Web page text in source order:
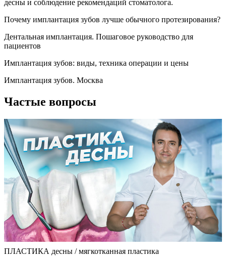
десны и соблюдение рекомендаций стоматолога.
Почему имплантация зубов лучше обычного протезирования?
Дентальная имплантация. Пошаговое руководство для
пациентов
Имплантация зубов: виды, техника операции и цены
Имплантация зубов. Москва
Частые вопросы
ПЛАСТИКА десны / мягкотканная пластика